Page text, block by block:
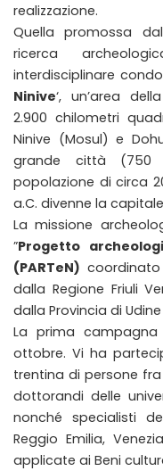
realizzazione.
Quella promossa
ricerca
interdisciplinare
Ninive‘, un’area
2.900 chilometri
Ninive (Mosul) e
grande città (750
popolazione di circa
a.C. divenne la
La missione
”Progetto
(PARTeN)
dalla Regione Friuli
dalla Provincia di
La prima
ottobre. Vi ha
trentina di persone
dottorandi delle
nonché specialisti
Reggio Emilia,
applicate ai Beni